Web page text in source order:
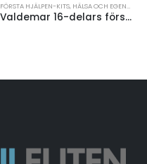
FÖRSTA HJÄLPEN-KITS, HÄLSA OCH EGENVÅRD
Valdemar 16-delars första hjälpen-set i påse med nyckelring